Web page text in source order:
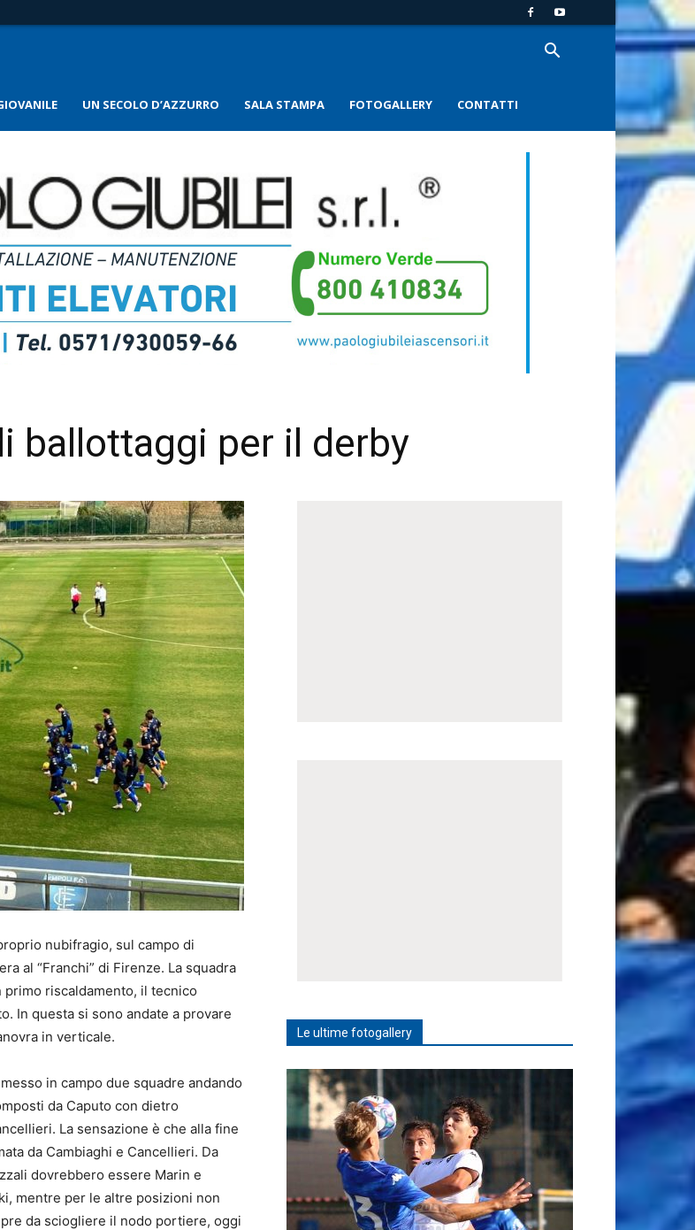
UN SECOLO D’AZZURRO SALA STAMPA FOTOGALLERY CONTATTI
ballottaggi per il derby
nubifragio, sul campo di
al “Franchi” di Firenze. La squadra
riscaldamento, il tecnico
In questa si sono andate a provare
in verticale.
in campo due squadre andando
da Caputo con dietro
La sensazione è che alla fine
da Cambiaghi e Cancellieri. Da
dovrebbero essere Marin e
mentre per le altre posizioni non
da sciogliere il nodo portiere, oggi
Le ultime fotogallery